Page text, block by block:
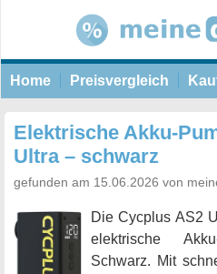
Home Preisvergleich
Elektrische Akku-
Ultra – schwarz
gefunden am 15.06.2026 von
Die Cycplus AS2
elektrische
Schwarz. Mit